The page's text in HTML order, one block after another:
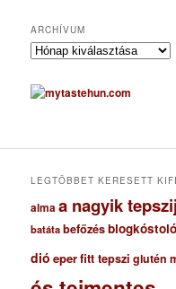
ARCHÍVUM
A
c
h
u
LEGTÖBBET KERESETT
almaa nagyik
batáta befőzésblogkóstoló
dió eperfitt tepszi glutén